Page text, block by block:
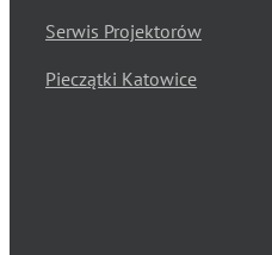
Serwis Projektorów
Pieczątki Katowice